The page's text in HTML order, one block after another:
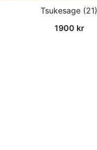
Tsukesage (21)
1900 kr